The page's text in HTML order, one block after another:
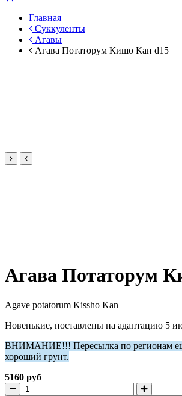
Главная
Суккуленты
Агавы
Агава Потаторум Кишо Кан d15
Агава Потаторум
Agave potatorum Kissho Kan
Новенькие, поставлены на адаптацию 5
ВНИМАНИЕ!!! Пересылка по регионам еще
хороший грунт.
5160 руб